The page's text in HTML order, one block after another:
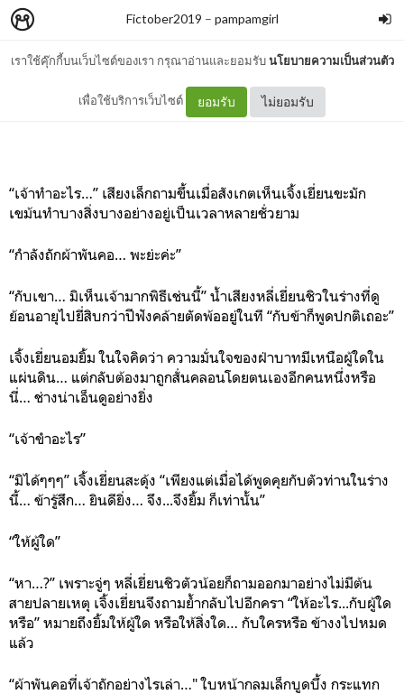
เราใช้คุ๊กกี้บนเว็บไซต์ของเรา กรุณาอ่านและยอมรับนโยบายความเป็นส่วนตัว
เพื่อใช้บริการเว็บไซต์ ยอมรับ ไม่ยอมรับ
Fictober2019 – pampamgirl
Day 6 : Scarf
“เจ้าทำอะไร…” เสียงเล็กถามขึ้นเมื่อสังเกตเห็นเจิ้งเยี่ยนขะมัก
เขม้นทำบางสิ่งบางอย่างอยู่เป็นเวลาหลายชั่วยาม
“กำลังถักผ้าพันคอ… พะย่ะค่ะ”
“กับเขา… มิเห็นเจ้ามากพิธีเช่นนี้” น้ำเสียงหลี่เยี่ยนชิวในร่างที่ดู
ย้อนอายุไปยี่สิบกว่าปีฟังคล้ายตัดพ้ออยู่ในที “กับข้าก็พูดปกติเถอะ”
เจิ้งเยี่ยนอมยิ้ม ในใจคิดว่า ความมั่นใจของฝ่าบาทมีเหนือผู้ใดใน
แผ่นดิน… แต่กลับต้องมาถูกสั่นคลอนโดยตนเองอีกคนหนึ่งหรือ
นี่… ช่างน่าเอ็นดูอย่างยิ่ง
“เจ้าขำอะไร”
“มิได้ๆๆๆ” เจิ้งเยี่ยนสะดุ้ง “เพียงแต่เมื่อได้พูดคุยกับตัวท่านในร่าง
นี้… ข้ารู้สึก… ยินดียิ่ง… จึง...จึงยิ้ม ก็เท่านั้น”
“ให้ผู้ใด”
“หา…?” เพราะจู่ๆ หลี่เยี่ยนชิวตัวน้อยก็ถามออกมาอย่างไม่มีต้น
สายปลายเหตุ เจิ้งเยี่ยนจึงถามย้ำกลับไปอีกครา “ให้อะไร...กับผู้ใด
หรือ” หมายถึงยิ้มให้ผู้ใด หรือให้สิ่งใด… กับใครหรือ ข้างงไปหมด
แล้ว
“ผ้าพันคอที่เจ้าถักอย่างไรเล่า…"ใบหน้ากลมเล็กบูดบึ้ง กระแทก